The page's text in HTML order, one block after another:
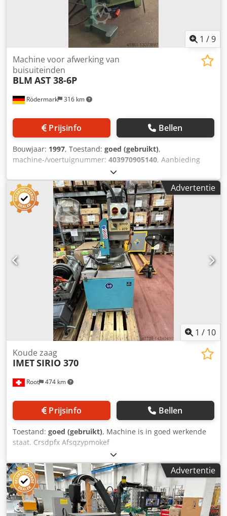
1 /9
Rödermark 316 km
Machine voor afwerking van
buisuiteinden
BLM AST 38-6P
Prijsinfo Bellen
Bouwjaar: 1997, Toestand: goed (gebruikt),
machine-/voertuignummer: 403970905140, Aanbieding
23291 Technische gegevens: Eindbewerkingsmachine voor
buizen met zesvoudige revolver - gereedschapshouder
Crjdpfx Aopr Utljfkof Diameter buis 6 - 40 mm Max.
vormlengte 100 mm Aandrijving 400 V / 7,5 kW Benodigde
ruimte ca. B 1200 x D 2100 x H 1500 mm Gewicht ca. 1400
Advertentie
1 / 10
Root 474 km
Koude zaag
IMETSIRIO 370
Prijsinfo Bellen
Toestand: goed (gebruikt), Machine is in goed werkende
staat. Crsdpfx Afsqzypmokef
Advertentie